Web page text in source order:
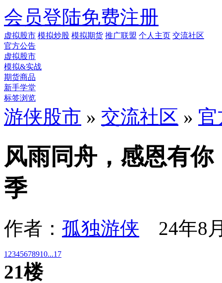
会员登陆免费注册
虚拟股市 模拟炒股 模拟期货 推广联盟 个人主页 交流社区
官方公告
虚拟股市
模拟&实战
期货商品
新手学堂
标签浏览
游侠股市 » 交流社区 »
风雨同舟，感恩有
季
作者： 孤独游侠 24年8
1 2345678910...17
21楼